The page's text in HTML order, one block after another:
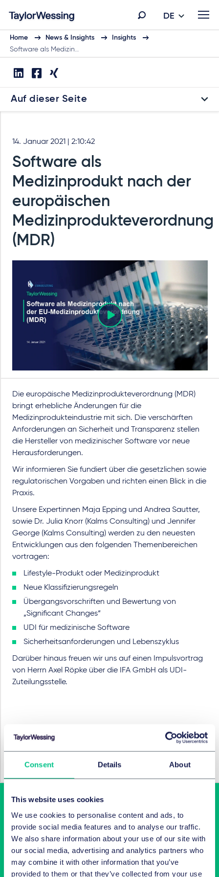
Consent Details About
This website uses cookies
We use cookies to personalise content and ads, to
provide social media features and to analyse our traffic.
We also share information about your use of our site with
our social media, advertising and analytics partners who
may combine it with other information that you’ve
provided to them or that they’ve collected from your use
DE
Home News & Insights
Insights
Software als Medizin…
Auf dieser Seite
14. Januar 2021 | 2:10:42
Software als
Medizinprodukt nach der
europäischen
Medizinprodukteverordnung
(MDR)
Die europäische Medizinprodukteverordnung (MDR)
bringt erhebliche Änderungen für die
Medizinprodukteindustrie mit sich. Die verschärften
Anforderungen an Sicherheit und Transparenz stellen
die Hersteller von medizinischer Software vor neue
Herausforderungen.
Wir informieren Sie fundiert über die gesetzlichen sowie
regulatorischen Vorgaben und richten einen Blick in die
Praxis.
Unsere Expertinnen Maja Epping und Andrea Sautter,
sowie Dr. Julia Knorr (Kalms Consulting) und Jennifer
George (Kalms Consulting) werden zu den neuesten
Entwicklungen aus den folgenden Themenbereichen
vortragen:
Lifestyle-Produkt oder Medizinprodukt
Neue Klassifizierungsregeln
Übergangsvorschriften und Bewertung von
„Significant Changes“
UDI für medizinische Software
Sicherheitsanforderungen und Lebenszyklus
Darüber hinaus freuen wir uns auf einen Impulsvortrag
von Herrn Axel Röpke über die IFA GmbH als UDI-
Zuteilungsstelle.
BRANCHEN
Life Sciences & Healthcare